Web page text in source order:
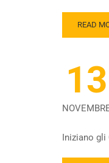
READ
13
Iniziano gli